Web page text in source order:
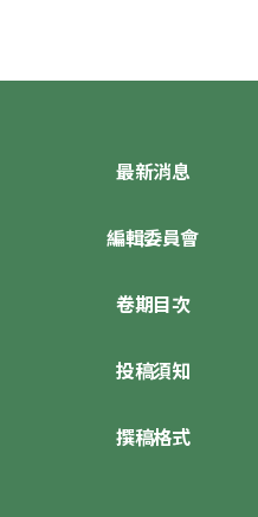
最新消息
編輯委員會
卷期目次
投稿須知
撰稿格式